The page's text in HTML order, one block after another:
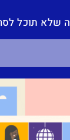
שלא תוכל